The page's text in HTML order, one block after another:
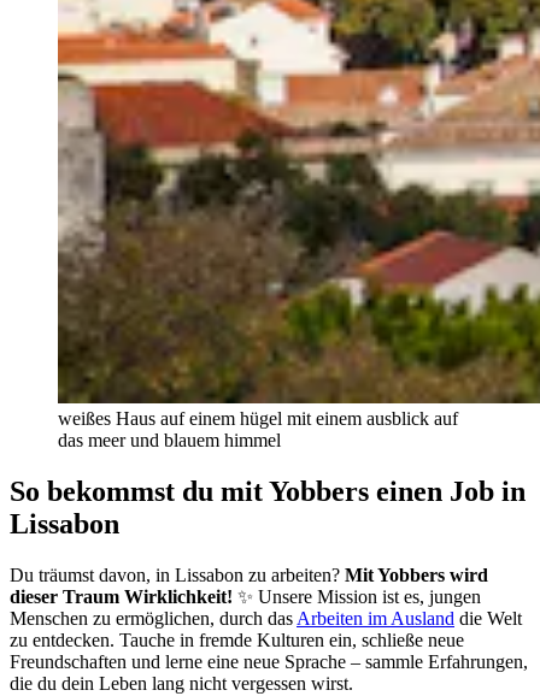
weißes Haus auf einem hügel mit einem ausblick auf
das meer und blauem himmel
So bekommst du mit Yobbers einen Job in
Lissabon
Du träumst davon, in Lissabon zu arbeiten? Mit Yobbers wird
dieser Traum Wirklichkeit! ✨ Unsere Mission ist es, jungen
Menschen zu ermöglichen, durch das Arbeiten im Ausland die Welt
zu entdecken. Tauche in fremde Kulturen ein, schließe neue
Freundschaften und lerne eine neue Sprache – sammle Erfahrungen,
die du dein Leben lang nicht vergessen wirst.